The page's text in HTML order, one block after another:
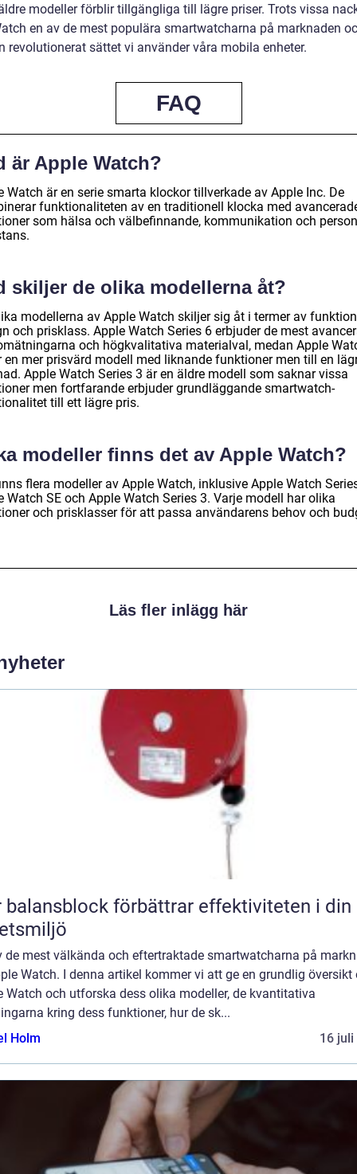
modeller förblir tillgängliga till lägre priser. Trots vissa
en av de mest populära smartwatcharna på marknaden
revolutionerat sättet vi använder våra mobila enheter.
FAQ
är Apple Watch?
Watch är en serie smarta klockor tillverkade av Apple Inc. De
funktionaliteten av en traditionell klocka med
som hälsa och välbefinnande, kommunikation och
skiljer de olika modellerna åt?
modellerna av Apple Watch skiljer sig åt i termer av
och prisklass. Apple Watch Series 6 erbjuder de mest
och högkvalitativa materialval, medan Apple
en mer prisvärd modell med liknande funktioner men till en
Apple Watch Series 3 är en äldre modell som saknar vissa
men fortfarande erbjuder grundläggande smartwatch-
till ett lägre pris.
modeller finns det av Apple Watch?
flera modeller av Apple Watch, inklusive Apple Watch
Watch SE och Apple Watch Series 3. Varje modell har olika
och prisklasser för att passa användarens behov och
Läs fler inlägg här
balansblock förbättrar effektiviteten i din
de mest välkända och eftertraktade smartwatcharna på
Watch. I denna artikel kommer vi att ge en grundlig översikt
Watch och utforska dess olika modeller, de kvantitativa
kring dess funktioner, hur de sk...
Holm
16 juli